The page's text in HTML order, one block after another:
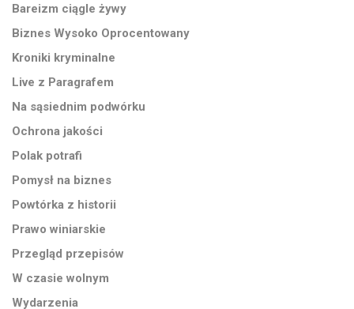
Bareizm ciągle żywy
Biznes Wysoko Oprocentowany
Kroniki kryminalne
Live z Paragrafem
Na sąsiednim podwórku
Ochrona jakości
Polak potrafi
Pomysł na biznes
Powtórka z historii
Prawo winiarskie
Przegląd przepisów
W czasie wolnym
Wydarzenia